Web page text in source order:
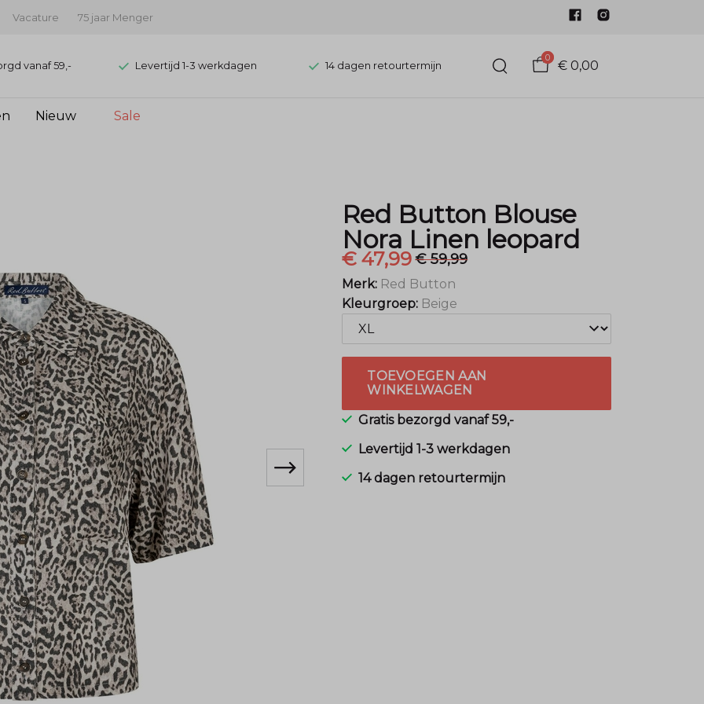
Vacature 75 jaar Menger
vanaf 59,- Levertijd 1-3 werkdagen 14 dagen retourtermijn
0
€ 0,00
Nieuw Sale
Red Button Blouse
Nora Linen leopard
€ 47,99€ 59,99
Merk: Red Button
Kleurgroep: Beige
TOEVOEGEN AAN
WINKELWAGEN
Gratis bezorgd vanaf 59,-
Levertijd 1-3 werkdagen
14 dagen retourtermijn